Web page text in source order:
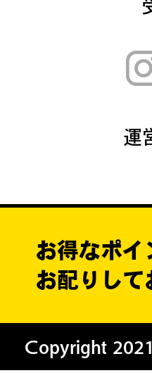
運
お得なポイ
お配りして
Copyright